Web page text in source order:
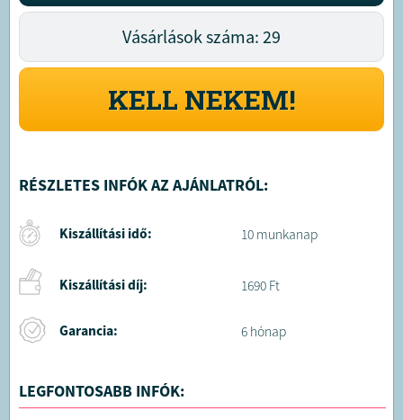
Vásárlások száma: 29
KELL NEKEM!
RÉSZLETES INFÓK AZ AJÁNLATRÓL:
Kiszállítási idő: 10 munkanap
Kiszállítási díj: 1690 Ft
Garancia: 6 hónap
LEGFONTOSABB INFÓK: